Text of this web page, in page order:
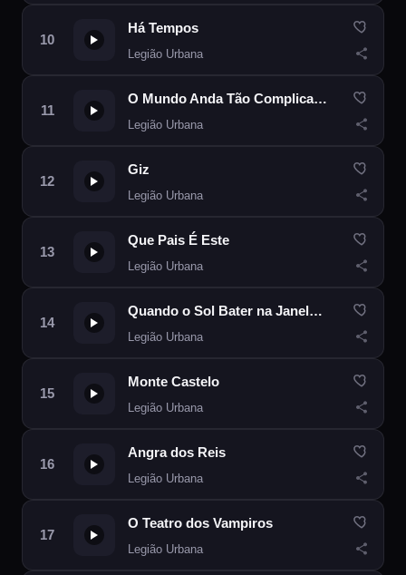
Há Tempos
Legião Urbana
O Mundo Anda Tão Complicado
Legião Urbana
Giz
Legião Urbana
Que Pais É Este
Legião Urbana
Quando o Sol Bater na Janela do Teu Quarto
Legião Urbana
Monte Castelo
Legião Urbana
Angra dos Reis
Legião Urbana
O Teatro dos Vampiros
Legião Urbana